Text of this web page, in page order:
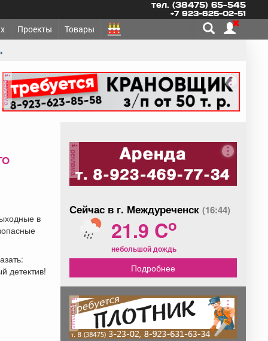
тел. (38475) 65-545
+7 923-625-02-51
Проекты Товары
реклама
в
детектив!
реклама
Сейчас в г. Междуреченск (16:44)
21.9 Co
небольшой дождь
Подробнее
реклама